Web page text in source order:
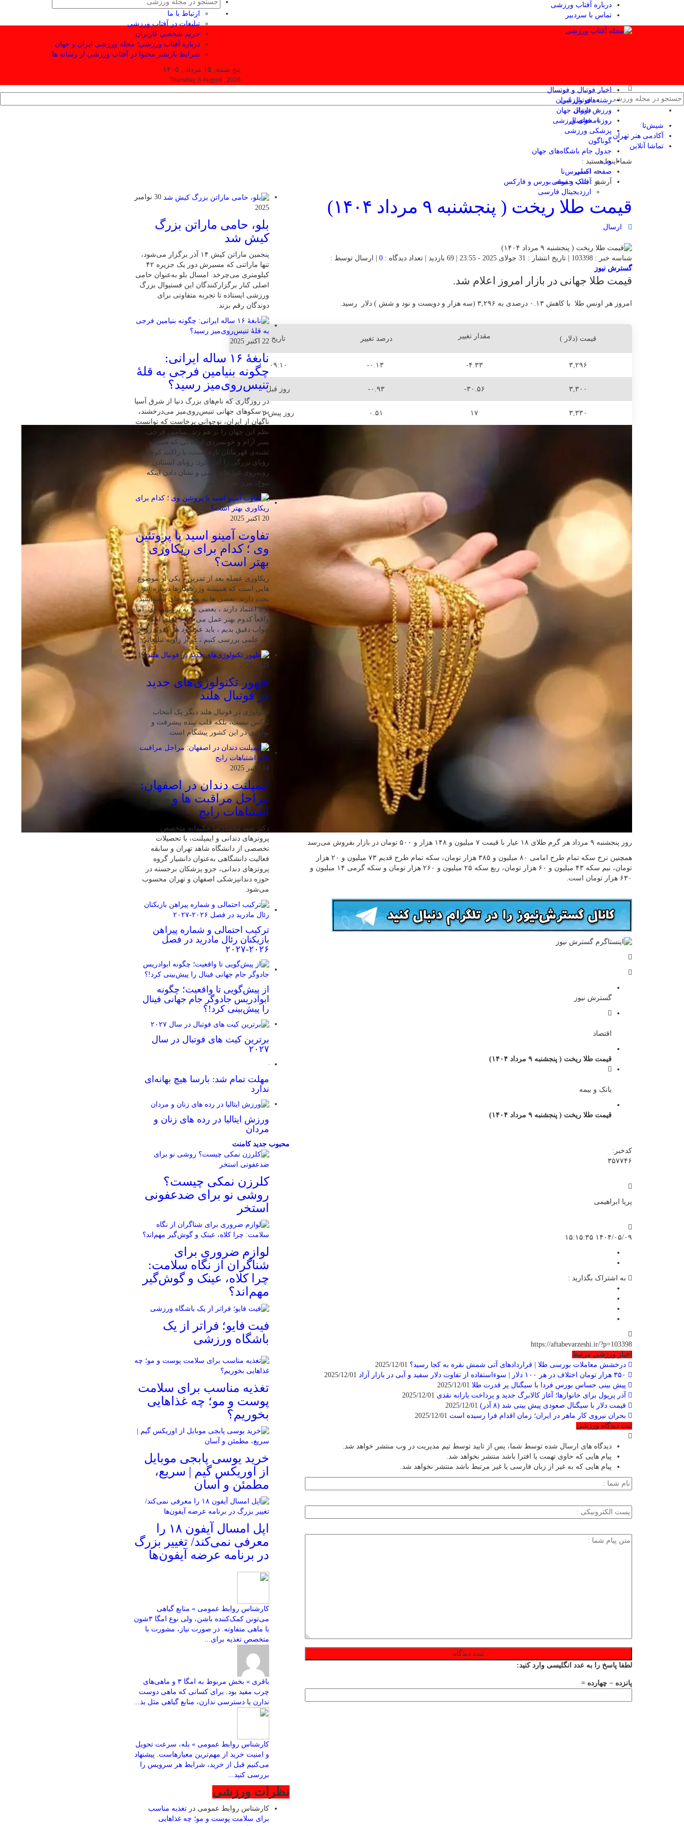
درباره آفتاب ورزشی
تماس با سردبیر
ارتباط با ما
تبلیغات در آفتاب ورزشی
حریم شخصی کاربران
درباره آفتاب ورزشی؛ مجله ورزشی ایران و جهان
شرایط بازنشر محتوا در آفتاب ورزشی از رسانه ها
پنج شنبه, ۱۵ مرداد , ۱۴۰۵
Thursday, 6 August , 2026
اخبار فوتبال و فوتسال
فوتبال ایران
فوتبال جهان
فوتسال
رشته‌های ورزشی
ورزش بانوان
روزنامه‌های ورزشی
پزشکی ورزشی
گوناگون
جدول جام باشگاه‌های جهان
وب
اکسپرس‌نا
آفتاب حقوقی
ارزدیجیتال فارسی
شیش‌تا
آکادمی هنر تهران
تماشا آنلاین
شما اینجا هستید :
صفحه اصلی
آرشیو :بانک و بیمه، بورس و فارکس
قیمت طلا ریخت ( پنجشنبه ۹ مرداد ۱۴۰۴)
ارسال
شناسه خبر : 103398 | تاریخ انتشار : 31 جولای 2025 - 23:55 | 69 بازدید | تعداد دیدگاه : 0 | ارسال توسط :
گسترش نیوز
قیمت طلا جهانی در بازار امروز اعلام شد.
امروز هر اونس طلا با کاهش ۰.۱۳ درصدی به ۳,۲۹۶ (سه هزار و دویست و نود و شش ) دلار رسید.
قیمت (دلار ) مقدار تغییر درصد تغییر تاریخ
۳,۲۹۶ -۴.۳۳ -۰.۱۳ ۰۹:۱۰
۳,۳۰۰ -۳۰.۵۶ -۰.۹۳ روز قبل
۳,۳۳۰ ۱۷ ۰.۵۱ ۲ روز پیش
روز پنجشنبه ۹ مرداد هر گرم طلای ۱۸ عیار با قیمت ۷ میلیون و ۱۴۸ هزار و ۵۰۰ تومان در بازار بفروش می‌رسد.
همچنین نرخ سکه تمام طرح امامی ۸۰ میلیون و ۳۸۵ هزار تومان، سکه تمام طرح قدیم ۷۳ میلیون و ۲۰ هزار
تومان، نیم سکه ۴۳ میلیون و ۶۰ هزار تومان، ربع سکه ۲۵ میلیون و ۲۶۰ هزار تومان و سکه گرمی ۱۴ میلیون و
۶۳۰ هزار تومان است.
گسترش نیوز
اقتصاد
قیمت طلا ریخت ( پنجشنبه ۹ مرداد ۱۴۰۴)
بانک و بیمه
قیمت طلا ریخت ( پنجشنبه ۹ مرداد ۱۴۰۴)
کدخبر:
۳۵۷۷۴۶
پریا ابراهیمی
۱۴۰۴/۰۵/۰۹ ۱۵:۱۵:۳۵
به اشتراک بگذارید :
https://aftabevarzeshi.ir/?p=103398
اخبار ورزشی مرتبط
درخشش معاملات بورسی طلا | قراردادهای آتی شمش نقره به کجا رسید؟
پیش بینی حساس بورس فردا با سیگنال پر قدرت طلا
آذر پرپول برای خانوارها؛ آغاز کالابرگ جدید و پرداخت یارانه نقدی
قیمت دلار با سیگنال صعودی پیش بینی شد (۸ آذر)
بحران نیروی کار ماهر در ایران؛ زمان اقدام فرا رسیده است
ثبت دیدگاه ورزشی
دیدگاه های ارسال شده توسط شما، پس از تایید توسط تیم مدیریت در وب منتشر خواهد شد.
پیام هایی که حاوی تهمت یا افترا باشد منتشر نخواهد شد.
پیام هایی که به غیر از زبان فارسی یا غیر مرتبط باشد منتشر نخواهد شد.
لطفا پاسخ را به عدد انگلیسی وارد کنید:
پانزده − چهارده =
30 نوامبر
2025
بلو، حامی ماراتن بزرگ
کیش شد
پنجمین ماراتن کیش ۱۴ آذر برگزار می‌شود،
تنها ماراتنی که مسیرش دور یک جزیره ۴۲
کیلومتری می‌چرخد. امسال بلو به‌عنوان حامی
اصلی کنار برگزارکنندگان این فستیوال بزرگ
ورزشی ایستاده تا تجربه متفاوتی برای
دوندگان رقم بزند.
22 اکتبر 2025
نابغهٔ ۱۶ ساله ایرانی:
چگونه بنیامین فرجی به قلهٔ
تنیس‌روی‌میز رسید؟
در روزگاری که نام‌های بزرگ دنیا از شرق آسیا
بر سکوهای جهانی تنیس‌روی‌میز می‌درخشند،
ناگهان از ایران، نوجوانی برخاست که توانست
نظم این جهان را بر هم زند. بنیامین فرجی،
پسر آرام و خونسردی از خاکی که همیشه
تشنه‌ی قهرمانان تازه است، با راکت کوچکش
رؤیای بزرگی را آغاز کرد؛ رؤیای ایستادن
روبه‌روی غول‌های چینی و نشان دادن اینکه
نبوغ، مرز نمی‌شناسد.
20 اکتبر 2025
تفاوت آمینو اسید با پروتئین
وی ؛ کدام برای ریکاوری
بهتر است؟
ریکاوری عضله بعد از تمرین ، یکی از موضوع‌
هایی‌ است که همیشه ورزشکارها درباره‌ اش
بحث دارند. بعضی‌ ها به مکمل‌ های آمینواسید
آزاد اعتماد دارند ، بعضی‌ ها به پروتئین وی. اما
واقعاً کدوم بهتر عمل می‌ کنه ؟ برای اینکه
جواب دقیق بدیم ، باید عملکرد هر کدوم رو از
دید علمی بررسی کنیم ، نه از زاویه تبلیغاتی.
18
اکتبر 2025
ظهور تکنولوژی‌های جدید
در فوتبال هلند
تکنولوژی در فوتبال هلند دیگر یک انتخاب
لوکس نیست، بلکه قلب تپنده پیشرفت و
نوآوری در این کشور پیشگام است.
14 اکتبر 2025
ایمپلنت دندان در اصفهان:
مراحل مراقبت ها و
اشتباهات رایج
دکتر سید محمدرضا حکیمانه متخصص
پروتزهای دندانی و ایمپلنت، با تحصیلات
تخصصی از دانشگاه شاهد تهران و سابقه
فعالیت دانشگاهی به‌عنوان دانشیار گروه
پروتزهای دندانی، جزو پزشکان برجسته در
حوزه دندانپزشکی اصفهان و تهران محسوب
می‌شود.
ترکیب احتمالی و شماره پیراهن
بازیکنان رئال مادرید در فصل
۲۰۲۶-۲۰۲۷
از پیش‌گویی تا واقعیت؛ چگونه
ابوادریس جادوگر جام جهانی فینال
را پیش‌بینی کرد!؟
برترین کیت های فوتبال در سال
۲۰۲۷
مهلت تمام شد: بارسا هیچ بهانه‌‌ای
ندارد
ورزش ایتالیا در رده های زنان و
مردان
محبوبجدیدکامنت
کلرزن نمکی چیست؟
روشی نو برای ضدعفونی
استخر
لوازم ضروری برای
شناگران از نگاه سلامت:
چرا کلاه، عینک و گوش‌گیر
مهم‌اند؟
فیت ‌فایو؛ فراتر از یک
باشگاه ورزشی
تغذیه مناسب برای سلامت
پوست و مو؛ چه غذاهایی
بخوریم؟
خرید یوسی پابجی موبایل
از اوریکس گیم | سریع،
مطمئن و آسان
اپل امسال آیفون ۱۸ را
معرفی نمی‌کند/ تغییر بزرگ
در برنامه عرضه آیفون‌ها
کارشناس روابط عمومی » منابع گیاهی
می‌تونن کمک‌کننده باشن، ولی نوع امگا ۳شون
با ماهی متفاوته. در صورت نیاز، مشورت با
متخصص تغذیه برای...
باقری » بخش مربوط به امگا ۳ و ماهی‌های
چرب مفید بود. برای کسانی که ماهی دوست
ندارن یا دسترسی ندارن، منابع گیاهی مثل بذ...
کارشناس روابط عمومی » بله، سرعت تحویل
و امنیت خرید از مهم‌ترین معیارهاست. پیشنهاد
می‌کنیم قبل از خرید، شرایط هر سرویس را
بررسی کنید...
نظرات ورزشی
کارشناس روابط عمومی درتغذیه مناسب
برای سلامت پوست و مو؛ چه غذاهایی